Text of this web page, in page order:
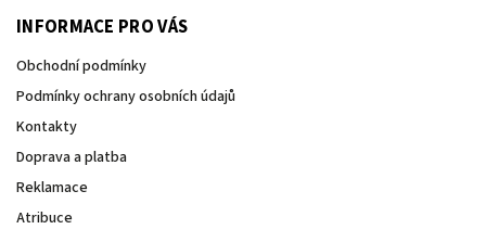
INFORMACE PRO VÁS
Obchodní podmínky
Podmínky ochrany osobních údajů
Kontakty
Doprava a platba
Reklamace
Atribuce